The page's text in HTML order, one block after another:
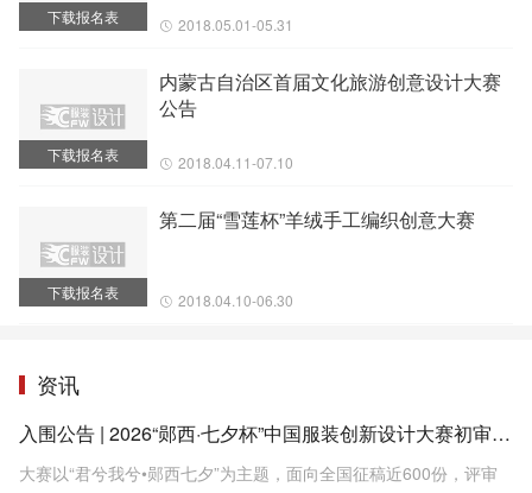
下载报名表 2018.05.01-05.31
下载报名表
内蒙古自治区首届文化旅游创意设计大赛
公告
2018.04.11-07.10
下载报名表
第二届“雪莲杯”羊绒手工编织创意大赛
2018.04.10-06.30
资讯
入围公告 | 2026“郧西·七夕杯”中国服装创新设计大赛初审会圆满结束
大赛以“君兮我兮•郧西七夕”为主题，面向全国征稿近600份，评审